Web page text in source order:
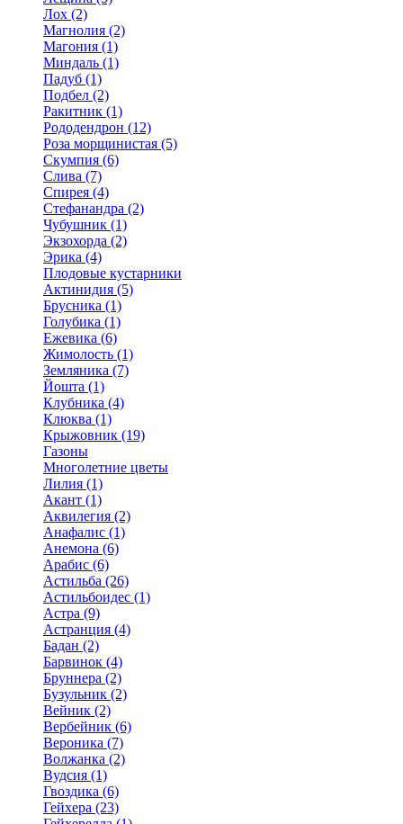
Лох (2)
Магнолия (2)
Магония (1)
Миндаль (1)
Падуб (1)
Подбел (2)
Ракитник (1)
Рододендрон (12)
Роза морщинистая (5)
Скумпия (6)
Слива (7)
Спирея (4)
Стефанандра (2)
Чубушник (1)
Экзохорда (2)
Эрика (4)
Плодовые кустарники
Актинидия (5)
Брусника (1)
Голубика (1)
Ежевика (6)
Жимолость (1)
Земляника (7)
Йошта (1)
Клубника (4)
Клюква (1)
Крыжовник (19)
Газоны
Многолетние цветы
Лилия (1)
Акант (1)
Аквилегия (2)
Анафалис (1)
Анемона (6)
Арабис (6)
Астильба (26)
Астильбоидес (1)
Астра (9)
Астранция (4)
Бадан (2)
Барвинок (4)
Бруннера (2)
Бузульник (2)
Вейник (2)
Вербейник (6)
Вероника (7)
Волжанка (2)
Вудсия (1)
Гвоздика (6)
Гейхера (23)